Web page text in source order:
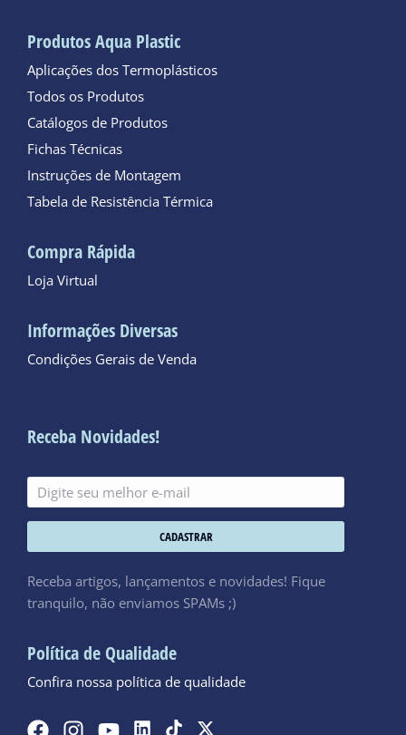
Produtos Aqua Plastic
Aplicações dos Termoplásticos
Todos os Produtos
Catálogos de Produtos
Fichas Técnicas
Instruções de Montagem
Tabela de Resistência Térmica
Compra Rápida
Loja Virtual
Informações Diversas
Condições Gerais de Venda
Receba Novidades!
CADASTRAR
Receba artigos, lançamentos e novidades! Fique
tranquilo, não enviamos SPAMs ;)
Política de Qualidade
Confira nossa política de qualidade